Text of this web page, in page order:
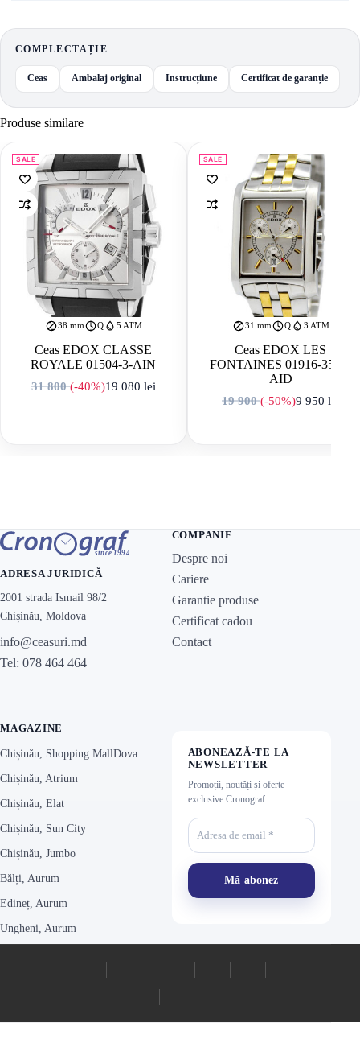
COMPLECTAȚIE
Ceas Ambalaj original Instrucțiune Certificat de garanție
Produse similare
SALE
38 mm Q 5 ATM
Ceas EDOX CLASSE
ROYALE 01504-3-AIN
31 800(-40%)
Prețul inițial a fost: 31 800 lei.
19 080 lei
Prețul curent este: 19 080 lei.
SALE
31 mm Q 3 ATM
Ceas EDOX LES
FONTAINES 01916-357P-
AID
19 900(-50%)
Prețul inițial a
9 950 lei
Prețul curent
ADRESA JURIDICĂ
2001 strada Ismail 98/2
Chișinău, Moldova
info@ceasuri.md
Tel: 078 464 464
COMPANIE
Despre noi
Cariere
Garantie produse
Certificat cadou
Contact
MAGAZINE
Chișinău, Shopping MallDova
Chișinău, Atrium
Chișinău, Elat
Chișinău, Sun City
Chișinău, Jumbo
Bălți, Aurum
Edineț, Aurum
Ungheni, Aurum
ABONEAZĂ-TE LA
NEWSLETTER
Promoții, noutăți și oferte
exclusive Cronograf